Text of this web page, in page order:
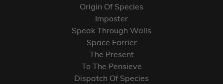
Origin Of Species
Imposter
Speak Through Walls
Space Farrier
The Present
To The Pensieve
Dispatch Of Species